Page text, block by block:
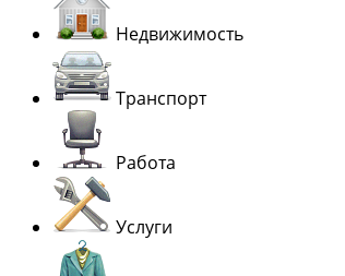
Недвижимость
Транспорт
Работа
Услуги